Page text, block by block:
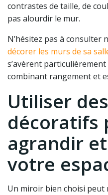
contrastes de taille, de
pas alourdir le mur.
N’hésitez pas à
décorer les murs de sa
s’avèrent
combinant rangement et
Utiliser
décoratifs
agrandir
votre
Un miroir bien choisi peut